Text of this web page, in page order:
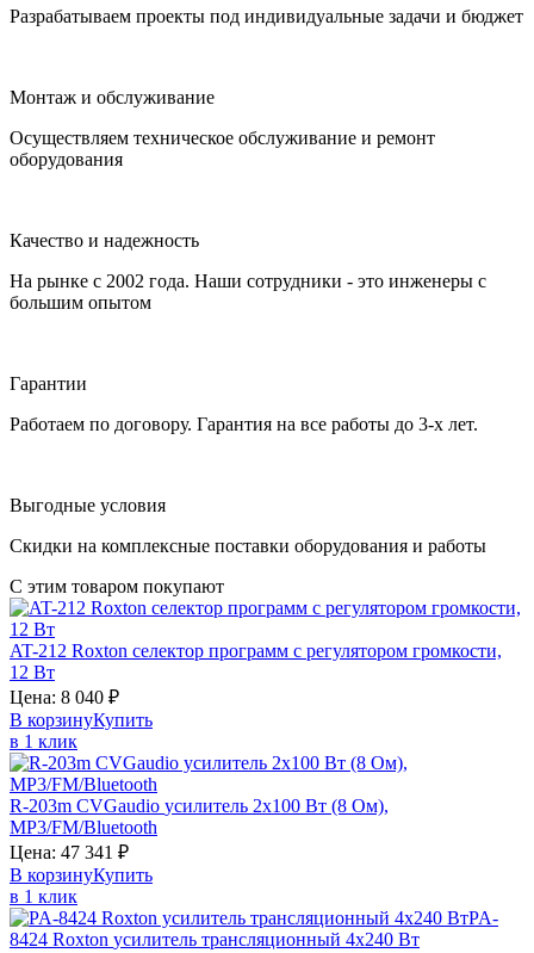
Разрабатываем проекты под индивидуальные задачи и бюджет
Монтаж и обслуживание
Осуществляем техническое обслуживание и ремонт
оборудования
Качество и надежность
На рынке с 2002 года. Наши сотрудники - это инженеры с
большим опытом
Гарантии
Работаем по договору. Гарантия на все работы до 3-х лет.
Выгодные условия
Скидки на комплексные поставки оборудования и работы
С этим товаром покупают
AT-212 Roxton селектор программ с регулятором громкости,
12 Вт
Цена: 8 040 ₽
В корзинуКупить
в 1 клик
R-203m CVGaudio усилитель 2х100 Вт (8 Ом),
MP3/FM/Bluetooth
Цена: 47 341 ₽
В корзинуКупить
в 1 клик
PA-
8424 Roxton усилитель трансляционный 4х240 Вт